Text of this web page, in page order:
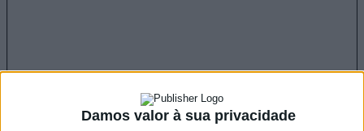
Damos valor à sua privacidade